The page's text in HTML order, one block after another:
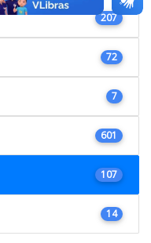
207
72
7
601
107
14